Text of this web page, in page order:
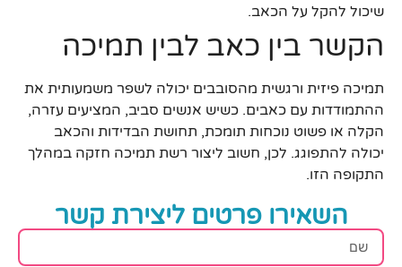
שיכול להקל על הכאב.
הקשר בין כאב לבין תמיכה
תמיכה פיזית ורגשית מהסובבים יכולה לשפר משמעותית את
ההתמודדות עם כאבים. כשיש אנשים סביב, המציעים עזרה,
הקלה או פשוט נוכחות תומכת, תחושת הבדידות והכאב
יכולה להתפוגג. לכן, חשוב ליצור רשת תמיכה חזקה במהלך
התקופה הזו.
השאירו פרטים ליצירת קשר